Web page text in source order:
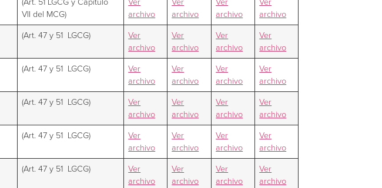
VII del MCG)
archivo
archivo
archivo
archivo
(Art. 47 y 51 LGCG)
Ver
archivo
Ver
archivo
Ver
archivo
Ver
archivo
(Art. 47 y 51 LGCG)
Ver
archivo
Ver
archivo
Ver
archivo
Ver
archivo
(Art. 47 y 51 LGCG)
Ver
archivo
Ver
archivo
Ver
archivo
Ver
archivo
(Art. 47 y 51 LGCG)
Ver
archivo
Ver
archivo
Ver
archivo
Ver
archivo
(Art. 47 y 51 LGCG)
Ver
archivo
Ver
archivo
Ver
archivo
Ver
archivo